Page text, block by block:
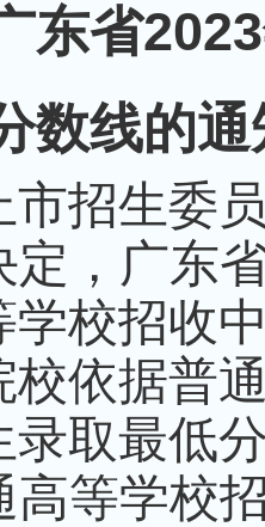
东省
数线的通
市招生委
定，广东
学校招收
校依据普
录取最低
高等学校